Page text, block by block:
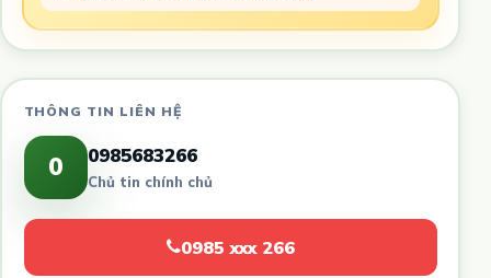
THÔNG TIN LIÊN HỆ
0 0985683266
Chủ tin chính chủ
0985 xxx 266